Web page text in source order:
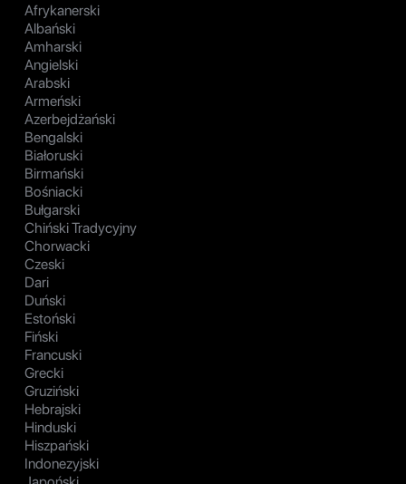
Afrykanerski
Albański
Amharski
Angielski
Arabski
Armeński
Azerbejdżański
Bengalski
Białoruski
Birmański
Bośniacki
Bułgarski
Chiński Tradycyjny
Chorwacki
Czeski
Dari
Duński
Estoński
Fiński
Francuski
Grecki
Gruziński
Hebrajski
Hinduski
Hiszpański
Indonezyjski